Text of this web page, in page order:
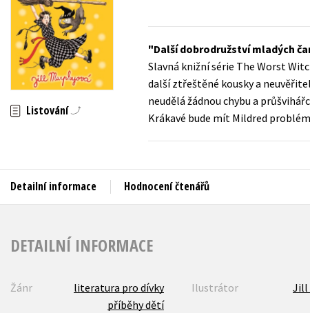
✉️ DÁRKOVÉ POUKAZY
Auto - moto
Beletrie pro děti
Jazyky
Kalendáře
Kariéra a osobní rozvoj
Listování
Další dobrodružství mladých
Slavná knižní série The Worst
další ztřeštěné kousky a
neudělá žádnou chybu a
Krákavé bude mít Mildred
Detailní informace Hodnocení čtenářů
DETAILNÍ INFORMACE
Žánr
literatura pro dívky
příběhy dětí
Ilustrátor Jill